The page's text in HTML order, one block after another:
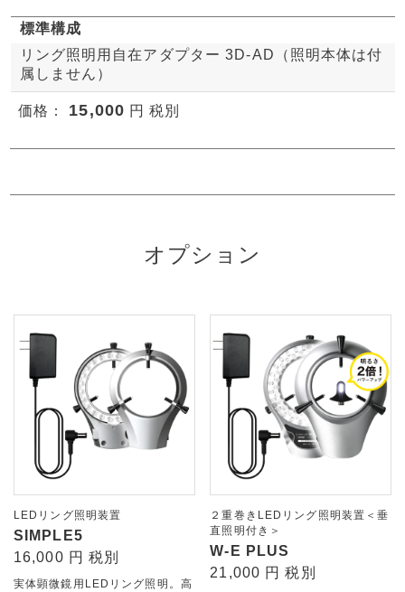
標準構成
リング照明用自在アダプター 3D-AD（照明本体は付
属しません）
価格： 15,000 円 税別
オプション
LEDリング照明装置
SIMPLE5
16,000 円 税別
実体顕微鏡用LEDリング照明。高
２重巻きLEDリング照明装置＜垂
直照明付き＞
W-E PLUS
21,000 円 税別